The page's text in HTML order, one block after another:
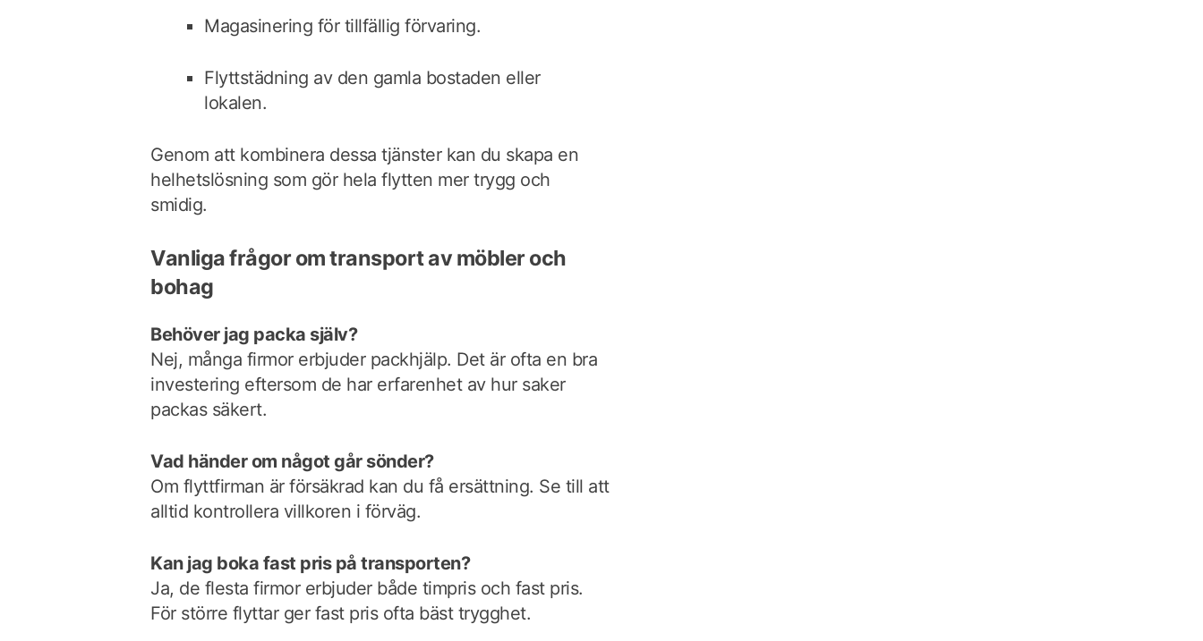
Magasinering för tillfällig förvaring.
Flyttstädning av den gamla bostaden eller
lokalen.
Genom att kombinera dessa tjänster kan du skapa en
helhetslösning som gör hela flytten mer trygg och
smidig.
Vanliga frågor om transport av möbler och
bohag
Behöver jag packa själv?
Nej, många firmor erbjuder packhjälp. Det är ofta en bra
investering eftersom de har erfarenhet av hur saker
packas säkert.
Vad händer om något går sönder?
Om flyttfirman är försäkrad kan du få ersättning. Se till att
alltid kontrollera villkoren i förväg.
Kan jag boka fast pris på transporten?
Ja, de flesta firmor erbjuder både timpris och fast pris.
För större flyttar ger fast pris ofta bäst trygghet.